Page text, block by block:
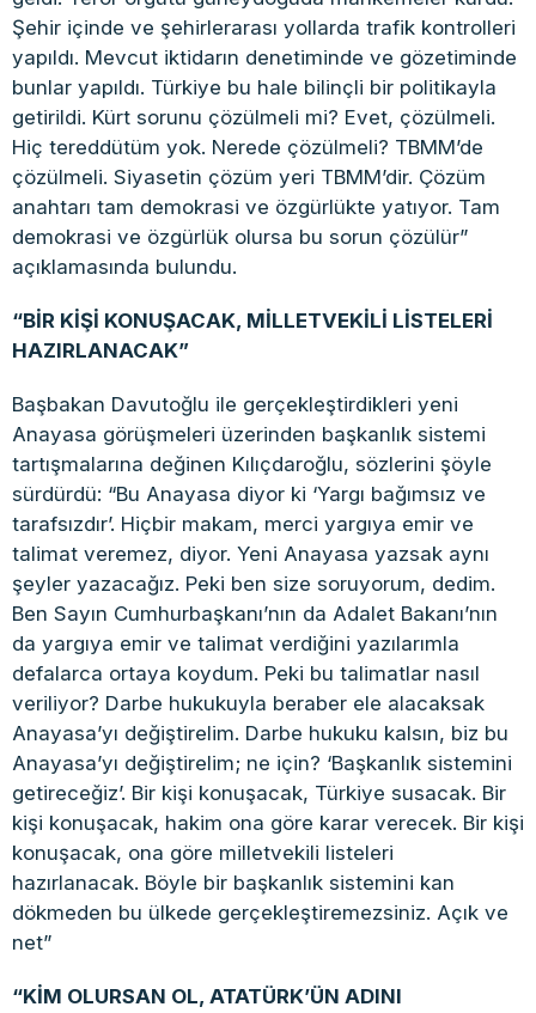
Şehir içinde ve şehirlerarası yollarda trafik kontrolleri
yapıldı. Mevcut iktidarın denetiminde ve gözetiminde
bunlar yapıldı. Türkiye bu hale bilinçli bir politikayla
getirildi. Kürt sorunu çözülmeli mi? Evet, çözülmeli.
Hiç tereddütüm yok. Nerede çözülmeli? TBMM’de
çözülmeli. Siyasetin çözüm yeri TBMM’dir. Çözüm
anahtarı tam demokrasi ve özgürlükte yatıyor. Tam
demokrasi ve özgürlük olursa bu sorun çözülür”
açıklamasında bulundu.
“BİR KİŞİ KONUŞACAK, MİLLETVEKİLİ LİSTELERİ
HAZIRLANACAK”
Başbakan Davutoğlu ile gerçekleştirdikleri yeni
Anayasa görüşmeleri üzerinden başkanlık sistemi
tartışmalarına değinen Kılıçdaroğlu, sözlerini şöyle
sürdürdü: “Bu Anayasa diyor ki ‘Yargı bağımsız ve
tarafsızdır’. Hiçbir makam, merci yargıya emir ve
talimat veremez, diyor. Yeni Anayasa yazsak aynı
şeyler yazacağız. Peki ben size soruyorum, dedim.
Ben Sayın Cumhurbaşkanı’nın da Adalet Bakanı’nın
da yargıya emir ve talimat verdiğini yazılarımla
defalarca ortaya koydum. Peki bu talimatlar nasıl
veriliyor? Darbe hukukuyla beraber ele alacaksak
Anayasa’yı değiştirelim. Darbe hukuku kalsın, biz bu
Anayasa’yı değiştirelim; ne için? ‘Başkanlık sistemini
getireceğiz’. Bir kişi konuşacak, Türkiye susacak. Bir
kişi konuşacak, hakim ona göre karar verecek. Bir kişi
konuşacak, ona göre milletvekili listeleri
hazırlanacak. Böyle bir başkanlık sistemini kan
dökmeden bu ülkede gerçekleştiremezsiniz. Açık ve
net”
“KİM OLURSAN OL, ATATÜRK’ÜN ADINI